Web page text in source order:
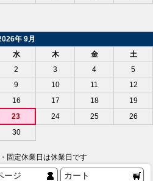
年 9月
水 木 金
土
2 3 4
5
9 10 11
12
16 17 18
19
23 24 25
26
30
固定休業日は休業日です
ージ カート